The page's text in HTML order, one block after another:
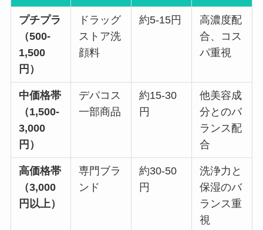
プチプラ
（500-
1,500
円）
ドラッグ
ストア洗
顔料
約5-15円
高濃度配
合、コス
パ重視
中価格帯
（1,500-
3,000
円）
デパコス
一部商品
約15-30
円
他美容成
分とのバ
ランス配
合
高価格帯
（3,000
円以上）
専門ブラ
ンド
約30-50
円
洗浄力と
保湿のバ
ランス重
視